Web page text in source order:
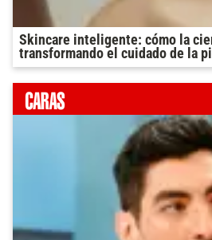
Skincare inteligente: cómo la
transformando el cuidado de la